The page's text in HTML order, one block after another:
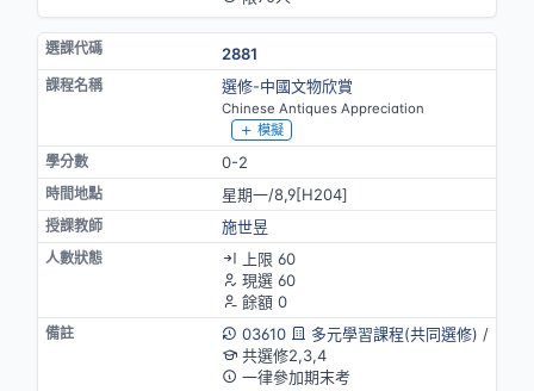
2881
選修-中國文物欣賞
Chinese Antiques Appreciation
模擬
0-2
星期一/8,9[H204]
施世昱
上限 60
現選 60
餘額 0
03610
多元學習課程(共同選修) /
共選修2,3,4
一律參加期末考